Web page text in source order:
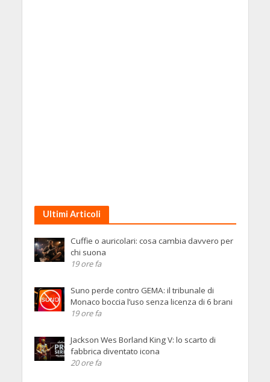
Ultimi Articoli
Cuffie o auricolari: cosa cambia davvero per
chi suona
19 ore fa
Suno perde contro GEMA: il tribunale di
Monaco boccia l’uso senza licenza di 6 brani
19 ore fa
Jackson Wes Borland King V: lo scarto di
fabbrica diventato icona
20 ore fa